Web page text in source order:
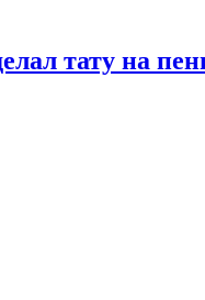
тату на